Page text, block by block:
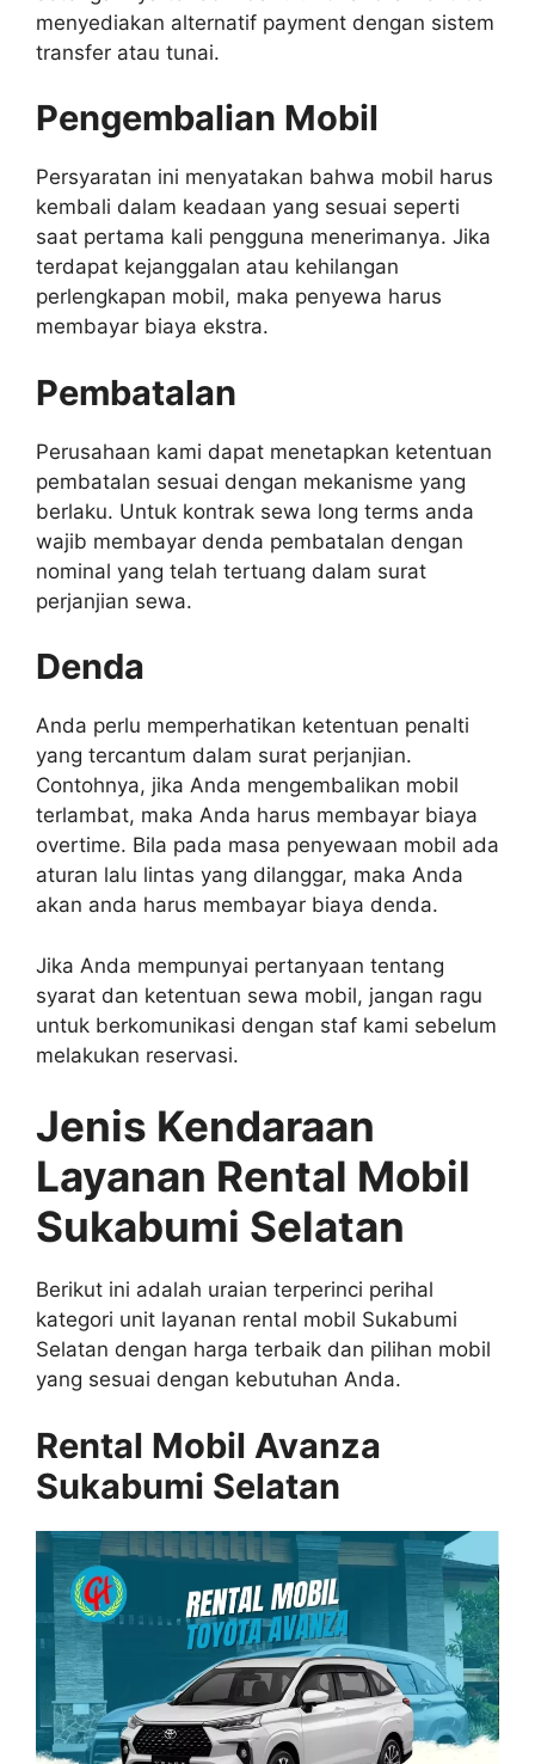
menyediakan alternatif payment dengan sistem
transfer atau tunai.
Pengembalian Mobil
Persyaratan ini menyatakan bahwa mobil harus
kembali dalam keadaan yang sesuai seperti
saat pertama kali pengguna menerimanya. Jika
terdapat kejanggalan atau kehilangan
perlengkapan mobil, maka penyewa harus
membayar biaya ekstra.
Pembatalan
Perusahaan kami dapat menetapkan ketentuan
pembatalan sesuai dengan mekanisme yang
berlaku. Untuk kontrak sewa long terms anda
wajib membayar denda pembatalan dengan
nominal yang telah tertuang dalam surat
perjanjian sewa.
Denda
Anda perlu memperhatikan ketentuan penalti
yang tercantum dalam surat perjanjian.
Contohnya, jika Anda mengembalikan mobil
terlambat, maka Anda harus membayar biaya
overtime. Bila pada masa penyewaan mobil ada
aturan lalu lintas yang dilanggar, maka Anda
akan anda harus membayar biaya denda.
Jika Anda mempunyai pertanyaan tentang
syarat dan ketentuan sewa mobil, jangan ragu
untuk berkomunikasi dengan staf kami sebelum
melakukan reservasi.
Jenis Kendaraan
Layanan Rental Mobil
Sukabumi Selatan
Berikut ini adalah uraian terperinci perihal
kategori unit layanan rental mobil Sukabumi
Selatan dengan harga terbaik dan pilihan mobil
yang sesuai dengan kebutuhan Anda.
Rental Mobil Avanza
Sukabumi Selatan